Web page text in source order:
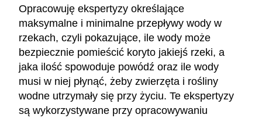
Opracowuję ekspertyzy określające
maksymalne i minimalne przepływy wody w
rzekach, czyli pokazujące, ile wody może
bezpiecznie pomieścić koryto jakiejś rzeki, a
jaka ilość spowoduje powódź oraz ile wody
musi w niej płynąć, żeby zwierzęta i rośliny
wodne utrzymały się przy życiu. Te ekspertyzy
są wykorzystywane przy opracowywaniu